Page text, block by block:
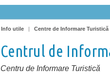
Info utile | Centre de Informare Turistică
Centrul de
Centru de Informare Turistică